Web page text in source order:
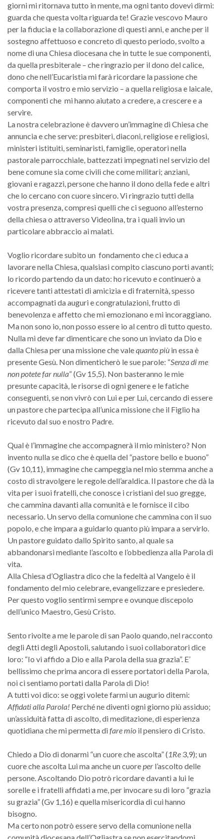
giorni mi ritornava tutto in mente, ma ogni tanto dovevi dirmi:
guarda che questa volta riguarda te! Grazie vescovo Mauro
per la fiducia e la collaborazione di questi anni, e anche per il
sostegno affettuoso e concreto di questo periodo, svolto a
nome di una Chiesa diocesana che in tutte le sue componenti,
da quella presbiterale – che ringrazio per il dono del calice,
dono che nell’Eucaristia mi farà ricordare la passione che
comporta il vostro e mio servizio – a quella religiosa e laicale,
componenti che mi hanno aiutato a credere, a crescere e a
servire.
La nostra celebrazione è davvero un’immagine di Chiesa che
annuncia e che serve: presbiteri, diaconi, religiose e religiosi,
ministeri istituiti, seminaristi, famiglie, operatori nella
pastorale parrocchiale, battezzati impegnati nel servizio del
bene comune sia come civili che come militari; anziani,
giovani e ragazzi, persone che hanno il dono della fede e altri
che lo cercano con cuore sincero. Vi ringrazio tutti della
vostra presenza, compresi quelli che ci seguono all’esterno
della chiesa o attraverso Videolina, tra i quali invio un
particolare abbraccio ai malati.
Voglio ricordare subito un fondamento che ci educa a
lavorare nella Chiesa, qualsiasi compito ciascuno porti avanti;
lo ricordo partendo da un dato: ho ricevuto e continuerò a
ricevere tanti attestati di amicizia e di fraternità, spesso
accompagnati da auguri e congratulazioni, frutto di
benevolenza e affetto che mi emozionano e mi incoraggiano.
Ma non sono io, non posso essere io al centro di tutto questo.
Nulla mi deve far dimenticare che sono un inviato da Dio e
dalla Chiesa per una missione che valequanto più in essa è
presente Gesù. Non dimenticherò le sue parole: “Senza di me
non potete far nulla” (Gv 15,5). Non basteranno le mie
presunte capacità, le risorse di ogni genere e le fatiche
conseguenti, se non vivrò con Lui e per Lui, cercando di essere
un pastore che partecipa all’unica missione che il Figlio ha
ricevuto dal suo e nostro Padre.
Qual è l’immagine che accompagnerà il mio ministero? Non
invento nulla se dico che è quella del “pastore bello e buono”
(Gv 10,11), immagine che campeggia nel mio stemma anche a
costo di stravolgere le regole dell’araldica. Il pastore che dà la
vita per i suoi fratelli, che conosce i cristiani del suo gregge,
che cammina davanti alla comunità e le fornisce il cibo
necessario. Un servo della comunione che cammina con il suo
popolo, e che impara a guidarlo quanto più impara a servirlo.
Un pastore guidato dallo Spirito santo, al quale sa
abbandonarsi mediante l’ascolto e l’obbedienza alla Parola di
vita.
Alla Chiesa d’Ogliastra dico che la fedeltà al Vangelo è il
fondamento del mio celebrare, evangelizzare e presiedere.
Per questo voglio sentirmi sempre e ovunque discepolo
dell’unico Maestro, Gesù Cristo.
Sento rivolte a me le parole di san Paolo quando, nel racconto
degli Atti degli Apostoli, salutando i suoi collaboratori dice
loro: “Io vi affido a Dio e alla Parola della sua grazia”. E’
bellissimo che prima ancora di essere portatori della Parola,
noi ci sentiamo portati dalla Parola di Dio!
A tutti voi dico: se oggi volete farmi un augurio ditemi:
Affidati alla Parola! Perché ne diventi ogni giorno più assiduo;
un’assiduità fatta di ascolto, di meditazione, di esperienza
quotidiana che mi permetta difare mio il pensiero di Cristo.
Chiedo a Dio di donarmi “un cuore che ascolta” (1Re 3,9); un
cuore che ascolta Lui ma anche un cuoreper l’ascolto delle
persone. Ascoltando Dio potrò ricordare davanti a lui le
sorelle e i fratelli affidati a me, per invocare su di loro “grazia
su grazia” (Gv 1,16) e quella misericordia di cui hanno
bisogno.
Ma certo non potrò essere servo della comunione nella